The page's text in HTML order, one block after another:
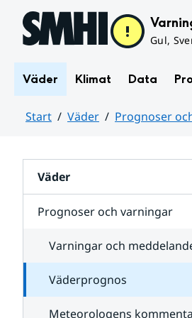
Hoppa till sidans innehåll
Gul,
Väder Klimat Data
Start Väder Prognoser
Väder
Prognoser och varningar
Varningar och
Väderprognos
Meteorologens